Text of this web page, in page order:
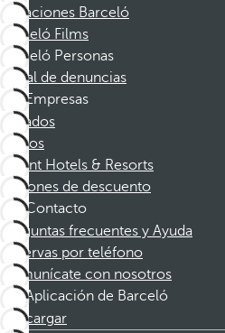
Vacaciones Barceló
Barceló Films
Barceló Personas
Canal de denuncias
Empresas
Afiliados
Socios
Dorint Hotels & Resorts
Cupones de descuento
Contacto
Preguntas frecuentes y Ayuda
Reservas por teléfono
Comunícate con nosotros
Aplicación de Barceló
Descargar